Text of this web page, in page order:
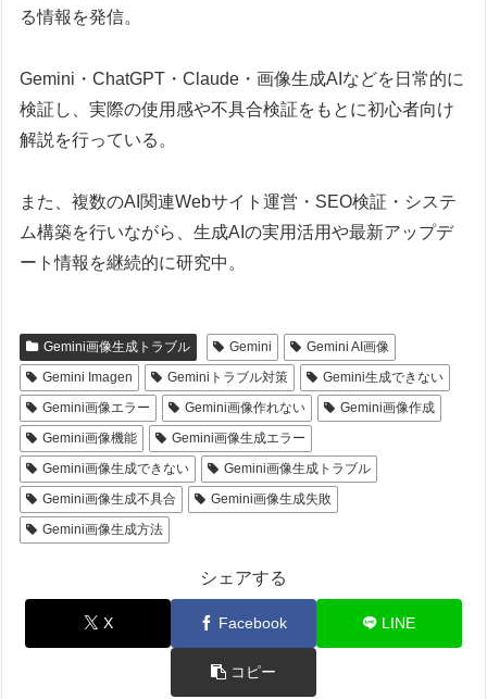
る情報を発信。
Gemini・ChatGPT・Claude・画像生成AIなどを日常的に
検証し、実際の使用感や不具合検証をもとに初心者向け
解説を行っている。
また、複数のAI関連Webサイト運営・SEO検証・システ
ム構築を行いながら、生成AIの実用活用や最新アップデ
ート情報を継続的に研究中。
Gemini画像生成トラブル Gemini
Gemini AI画像
Gemini Imagen
Geminiトラブル対策
Gemini生成できない
Gemini画像エラー
Gemini画像作れない
Gemini画像作成
Gemini画像機能
Gemini画像生成エラー
Gemini画像生成できない
Gemini画像生成トラブル
Gemini画像生成不具合
Gemini画像生成失敗
Gemini画像生成方法
シェアする
X Facebook LINE
コピー